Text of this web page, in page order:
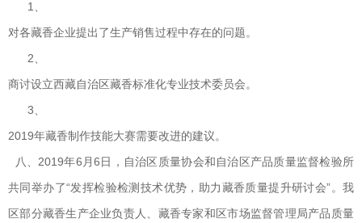
1、
对各藏香企业提出了生产销售过程中存在的问题。
2、
商讨设立西藏自治区藏香标准化专业技术委员会。
3、
2019年藏香制作技能大赛需要改进的建议。
八、2019年6月6日，自治区质量协会和自治区产品质量监督检验所
共同举办了“发挥检验检测技术优势，助力藏香质量提升研讨会”。我
区部分藏香生产企业负责人、藏香专家和区市场监督管理局产品质量